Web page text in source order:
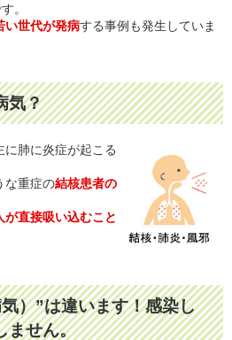
。
い世代が発病する事例も発生していま
気？
肺に炎症が起こる
な重症の結核患者の
が直接吸い込むこと
）”は違います！感染し
ません。